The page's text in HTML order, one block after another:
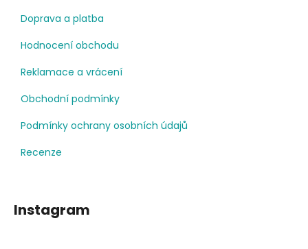
Doprava a platba
Hodnocení obchodu
Reklamace a vrácení
Obchodní podmínky
Podmínky ochrany osobních údajů
Recenze
Instagram